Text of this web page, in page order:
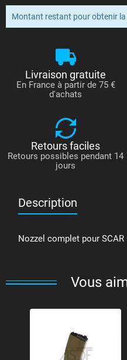
Montant restant pour obtenir
Livraison gratuite
En France à partir de 75 €
d'achats
Retours faciles
Retours possibles pendant 14
jours
Description
Nozzel complet pour SCAR
Vous